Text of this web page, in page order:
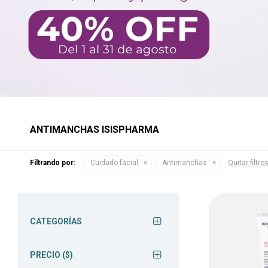
ANTIMANCHAS ISISPHARMA
Filtrando por: Cuidado facial Antimanchas Quitar filtros
CATEGORÍAS
PRECIO ($)